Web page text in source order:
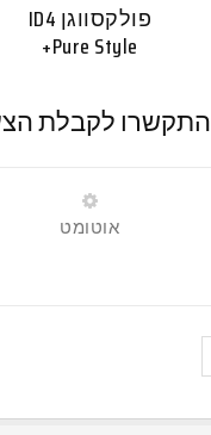
פולקסווגן ID4
Pure Style+
התקשרו לקבלת
אוטומט